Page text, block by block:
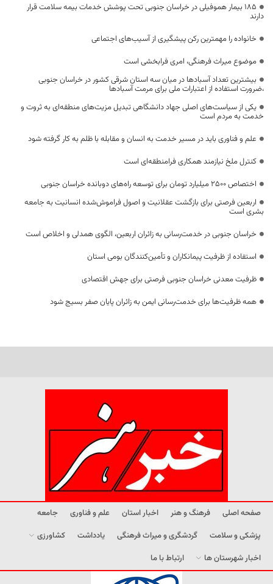
۱۸۵ بیمار هموفیلی در خراسان جنوبی تحت پوشش خدمات بیمه سلامت قرار
دارند
خانواده را مهمترین رکن پیشگیری از آسیب‌های اجتماعی
موضوع میراث فرهنگی، امری فرابخشی است
بیشترین تعداد آسبادها در میان سه استان شرقی کشور در خراسان جنوبی
،ضرورت استفاده از اعتبارات ملی برای مرمت آسبادها
یکی از سیاست‌های اصلی جهاد دانشگاهی تبدیل مزیت‌های منطقه‌ای به ثروت و
خدمت به مردم است
علم و فناوری باید در مسیر خدمت به انسان و مقابله با ظلم به کار گرفته شود
کنترل ملخ نیازمند همکاری فرامنطقه‌ای است
اختصاص 2500 میلیارد تومان برای توسعه راه‌های دوبانده خراسان جنوبی
اربعین فرصتی برای بازگشت عقلانیت و اصول فراموش‌شده انسانیت به جامعه
بشری است
خراسان جنوبی در خدمت‌رسانی به زائران اربعین، الگوی همدلی و اخلاص است
استفاده از ظرفیت پیمانکاران و تأمین‌کنندگان بومی استان
ظرفیت معدنی خراسان جنوبی فرصتی برای جهش اقتصادی
همه ظرفیت‌ها برای خدمت‌رسانی ایمن به زائران پایان صفر بسیج شود
صفحه اصلی فرهنگ و هنر اخبار استان علم و فناوری
جامعه
پزشکی و سلامت
گردشگری و میراث فرهنگی یادداشت
کشاورزی
اخبار شهرستان ها
ارتباط با ما